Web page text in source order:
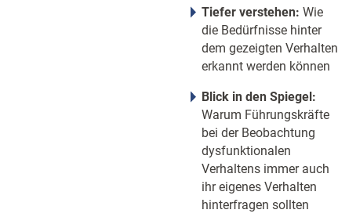
Tiefer verstehen: Wie
die Bedürfnisse hinter
dem gezeigten Verhalten
erkannt werden können
Blick in den Spiegel:
Warum Führungskräfte
bei der Beobachtung
dysfunktionalen
Verhaltens immer auch
ihr eigenes Verhalten
hinterfragen sollten